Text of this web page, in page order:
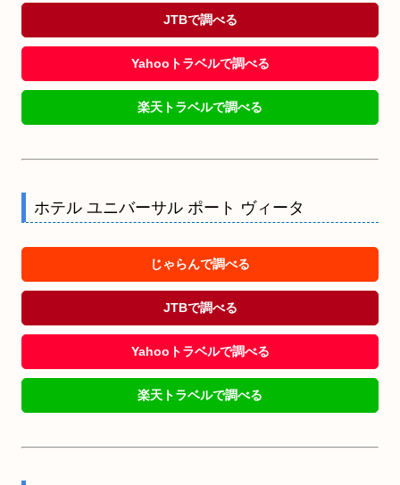
JTBで調べる
Yahooトラベルで調べる
楽天トラベルで調べる
ホテル ユニバーサル ポート ヴィータ
じゃらんで調べる
JTBで調べる
Yahooトラベルで調べる
楽天トラベルで調べる